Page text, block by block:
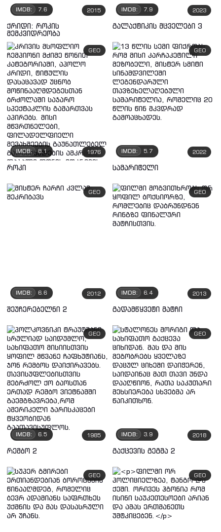
2015
IMDB: 7.6
ქრიდი: როკის
მემკვიდრეობა
2023
IMDB: 7.9
გალაქტიკის მცველები 3
GEO
1976
IMDB: 8.1
როკი
GEO
2022
IMDB: 5.7
სამარიტელი
GEO
2012
IMDB: 6.6
შეუჩერებელნი 2
GEO
2013
IMDB: 6.4
გადამწყვეტი მატჩი
GEO
1985
IMDB: 6.5
რემბო 2
GEO
2018
IMDB: 3.9
გაქცევის გეგმა 2
GEO GEO